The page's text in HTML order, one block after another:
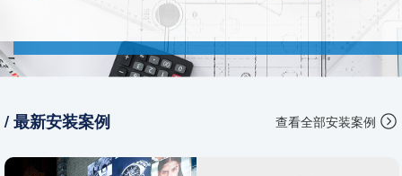
/ 最新安装案例 查看全部安装案例